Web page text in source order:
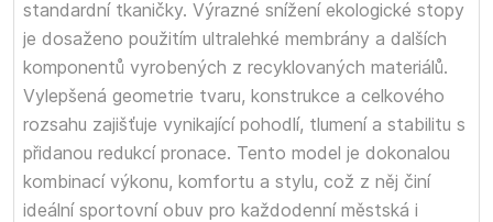
standardní tkaničky. Výrazné snížení ekologické stopy
je dosaženo použitím ultralehké membrány a dalších
komponentů vyrobených z recyklovaných materiálů.
Vylepšená geometrie tvaru, konstrukce a celkového
rozsahu zajišťuje vynikající pohodlí, tlumení a stabilitu s
přidanou redukcí pronace. Tento model je dokonalou
kombinací výkonu, komfortu a stylu, což z něj činí
ideální sportovní obuv pro každodenní městská i